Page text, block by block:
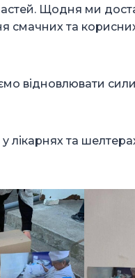
Щодня ми
смачних та
відновлювати
лікарнях та